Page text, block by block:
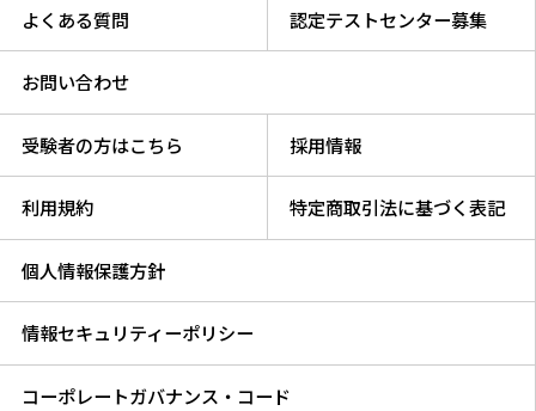
よくある質問 認定テストセンター募集
お問い合わせ
受験者の方はこちら 採用情報
利用規約 特定商取引法に基づく表記
個人情報保護方針
情報セキュリティーポリシー
コーポレートガバナンス・コード